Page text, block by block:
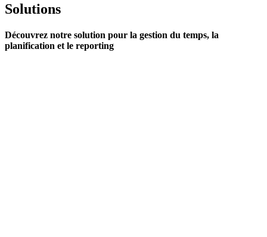
Solutions
Découvrez notre solution pour la gestion du temps, la
planification et le reporting